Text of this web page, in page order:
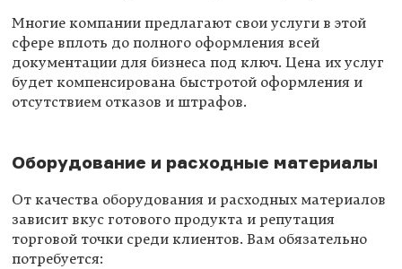
Многие компании предлагают свои услуги в этой
сфере вплоть до полного оформления всей
документации для бизнеса под ключ. Цена их услуг
будет компенсирована быстротой оформления и
отсутствием отказов и штрафов.
Оборудование и расходные материалы
От качества оборудования и расходных материалов
зависит вкус готового продукта и репутация
торговой точки среди клиентов. Вам обязательно
потребуется: